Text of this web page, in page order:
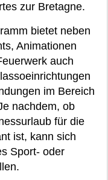
zur Bretagne.
bietet neben
Animationen
auch
im Bereich
nachdem, ob
für die
ist, kann sich
Sport- oder